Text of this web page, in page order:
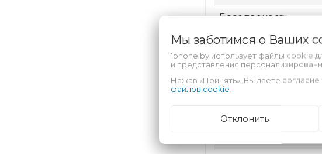
Безопасность
Техпроцесс
Степень защиты (IP)
Оперативная память
Мы заботимся о Ваших
1phone.by использует файлы cookie
и представления
Нажав «Принять», Вы даете
файлов cookie
Отклонить